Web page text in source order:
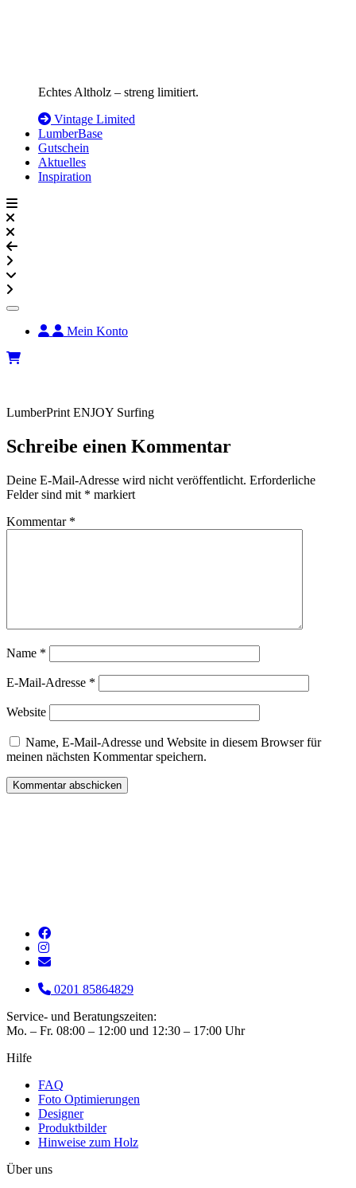
Echtes Altholz – streng limitiert.
Vintage Limited
LumberBase
Gutschein
Aktuelles
Inspiration
Mein Konto
LumberPrint ENJOY Surfing
Schreibe einen Kommentar
Deine E-Mail-Adresse wird nicht veröffentlicht. Erforderliche
Felder sind mit * markiert
Kommentar *
Name *
E-Mail-Adresse *
Website
Name, E-Mail-Adresse und Website in diesem Browser für
meinen nächsten Kommentar speichern.
0201 85864829
Service- und Beratungszeiten:
Mo. – Fr. 08:00 – 12:00 und 12:30 – 17:00 Uhr
Hilfe
FAQ
Foto Optimierungen
Designer
Produktbilder
Hinweise zum Holz
Über uns